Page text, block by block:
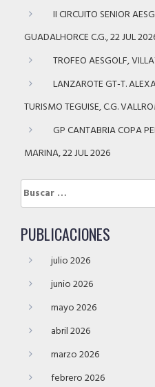
II CIRCUITO SENIOR
GUADALHORCE C.G., 22 JUL
TROFEO AESGOLF,
LANZAROTE GT-T.
TURISMO TEGUISE, C.G.
GP CANTABRIA COPA
MARINA, 22 JUL 2026
Buscar:
PUBLICACIONES
julio 2026
junio 2026
mayo 2026
abril 2026
marzo 2026
febrero 2026